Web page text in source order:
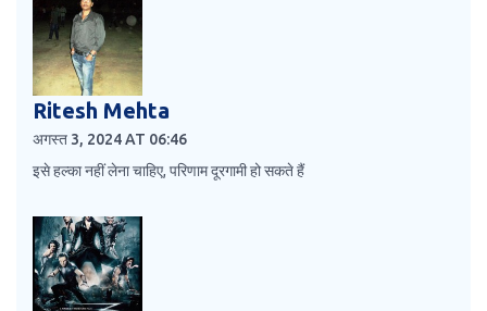
Ritesh Mehta
अगस्त 3, 2024 AT 06:46
इसे हल्का नहीं लेना चाहिए, परिणाम दूरगामी हो सकते हैं